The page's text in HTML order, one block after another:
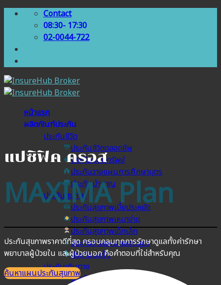
Skip
Contact
08:30- 17:30
02-0044-722
หน้าแรก
ผลิตภัณฑ์ประกัน
ประกันชีวิต
ประกันชีวิตตลอดชีพ
ประกันออมทรัพย์
ประกันวางแผนการศึกษาบุตร
ประกันบำนาญ
ประกันสุขภาพ
ประกันสุขภาพเบี้ยประหยัด
ประกันสุขภาพเหมาจ่าย
ประกันสุขภาพเด็กเล็ก
ประกันวางแผนคลอดบุตร
ประกันมะเร็ง
ประกันเดินทาง
ประกันเดินทางต่างประเทศ
แปซิฟิค ครอส
MAXIMA Plan
ประกันสุขภาพราคาดีที่สุด ครอบคลุมทุกการรักษาดูแลทั้งค่ารักษา
พยาบาลผู้ป่วยใน และผู้ป่วยนอก คือคำตอบที่ใช่สำหรับคุณ
ค้นหาแผนประกันสุขภาพ